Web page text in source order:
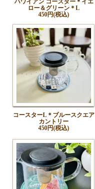
ハワイアン コースター＊イエ
ロー＆グリーン＊L
450円(税込)
コースターL＊ブルースクエア
カントリー
450円(税込)